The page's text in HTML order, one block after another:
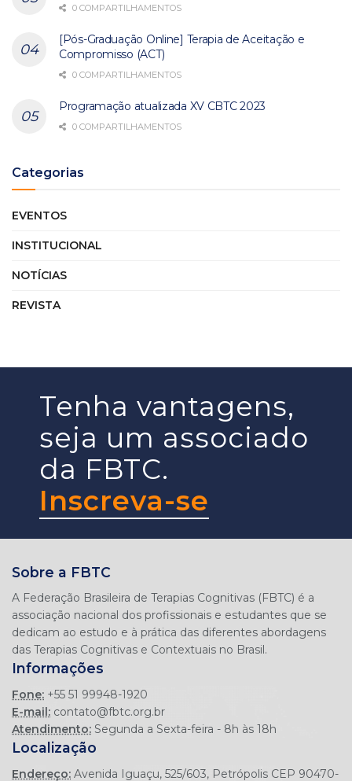
0 COMPARTILHAMENTOS
[Pós-Graduação Online] Terapia de Aceitação e
Compromisso (ACT)
0 COMPARTILHAMENTOS
Programação atualizada XV CBTC 2023
0 COMPARTILHAMENTOS
Categorias
EVENTOS
INSTITUCIONAL
NOTÍCIAS
REVISTA
Tenha vantagens,
seja um associado
da FBTC.
Inscreva-se
Sobre a FBTC
A Federação Brasileira de Terapias Cognitivas (FBTC) é a
associação nacional dos profissionais e estudantes que se
dedicam ao estudo e à prática das diferentes abordagens
Informações
Fone: +55 51 99948-1920
E-mail: contato@fbtc.org.br
Atendimento: Segunda a Sexta-feira - 8h às 18h
Localização
Endereço: Avenida Iguaçu, 525/603, Petrópolis CEP 90470-